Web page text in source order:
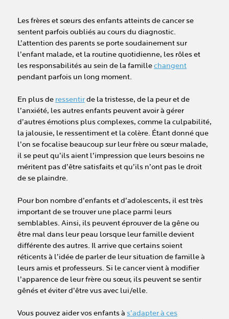
Les frères et sœurs des enfants atteints de cancer se
sentent parfois oubliés au cours du diagnostic.
L’attention des parents se porte soudainement sur
l’enfant malade, et la routine quotidienne, les rôles et
les responsabilités au sein de la famillechangent
pendant parfois un long moment.
En plus de ressentirde la tristesse, de la peur et de
l’anxiété, les autres enfants peuvent avoir à gérer
d’autres émotions plus complexes, comme la culpabilité,
la jalousie, le ressentiment et la colère. Étant donné que
l’on se focalise beaucoup sur leur frère ou sœur malade,
il se peut qu’ils aient l’impression que leurs besoins ne
méritent pas d’être satisfaits et qu’ils n’ont pas le droit
de se plaindre.
Pour bon nombre d’enfants et d’adolescents, il est très
important de se trouver une place parmi leurs
semblables. Ainsi, ils peuvent éprouver de la gêne ou
être mal dans leur peau lorsque leur famille devient
différente des autres. Il arrive que certains soient
réticents à l’idée de parler de leur situation de famille à
leurs amis et professeurs. Si le cancer vient à modifier
l’apparence de leur frère ou sœur, ils peuvent se sentir
gênés et éviter d’être vus avec lui/elle.
Vous pouvez aider vos enfants à s’adapter à ces